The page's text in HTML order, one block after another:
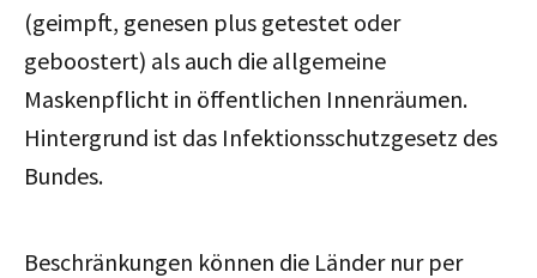
(geimpft, genesen plus getestet oder
geboostert) als auch die allgemeine
Maskenpflicht in öffentlichen Innenräumen.
Hintergrund ist das Infektionsschutzgesetz des
Bundes.
Beschränkungen können die Länder nur per